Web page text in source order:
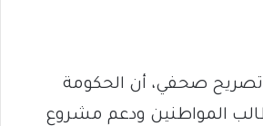
تصريح صحفي، أن الحكومة
المواطنين ودعم مشروع